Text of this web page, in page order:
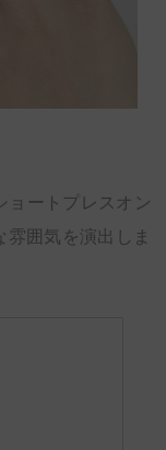
ョートプレスオン
囲気を演出しま